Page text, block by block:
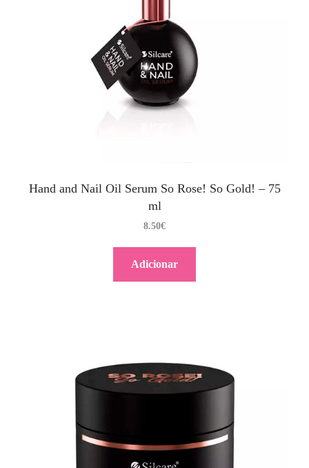
Hand and Nail Oil Serum So Rose! So Gold! – 75
ml
8.50€
Adicionar